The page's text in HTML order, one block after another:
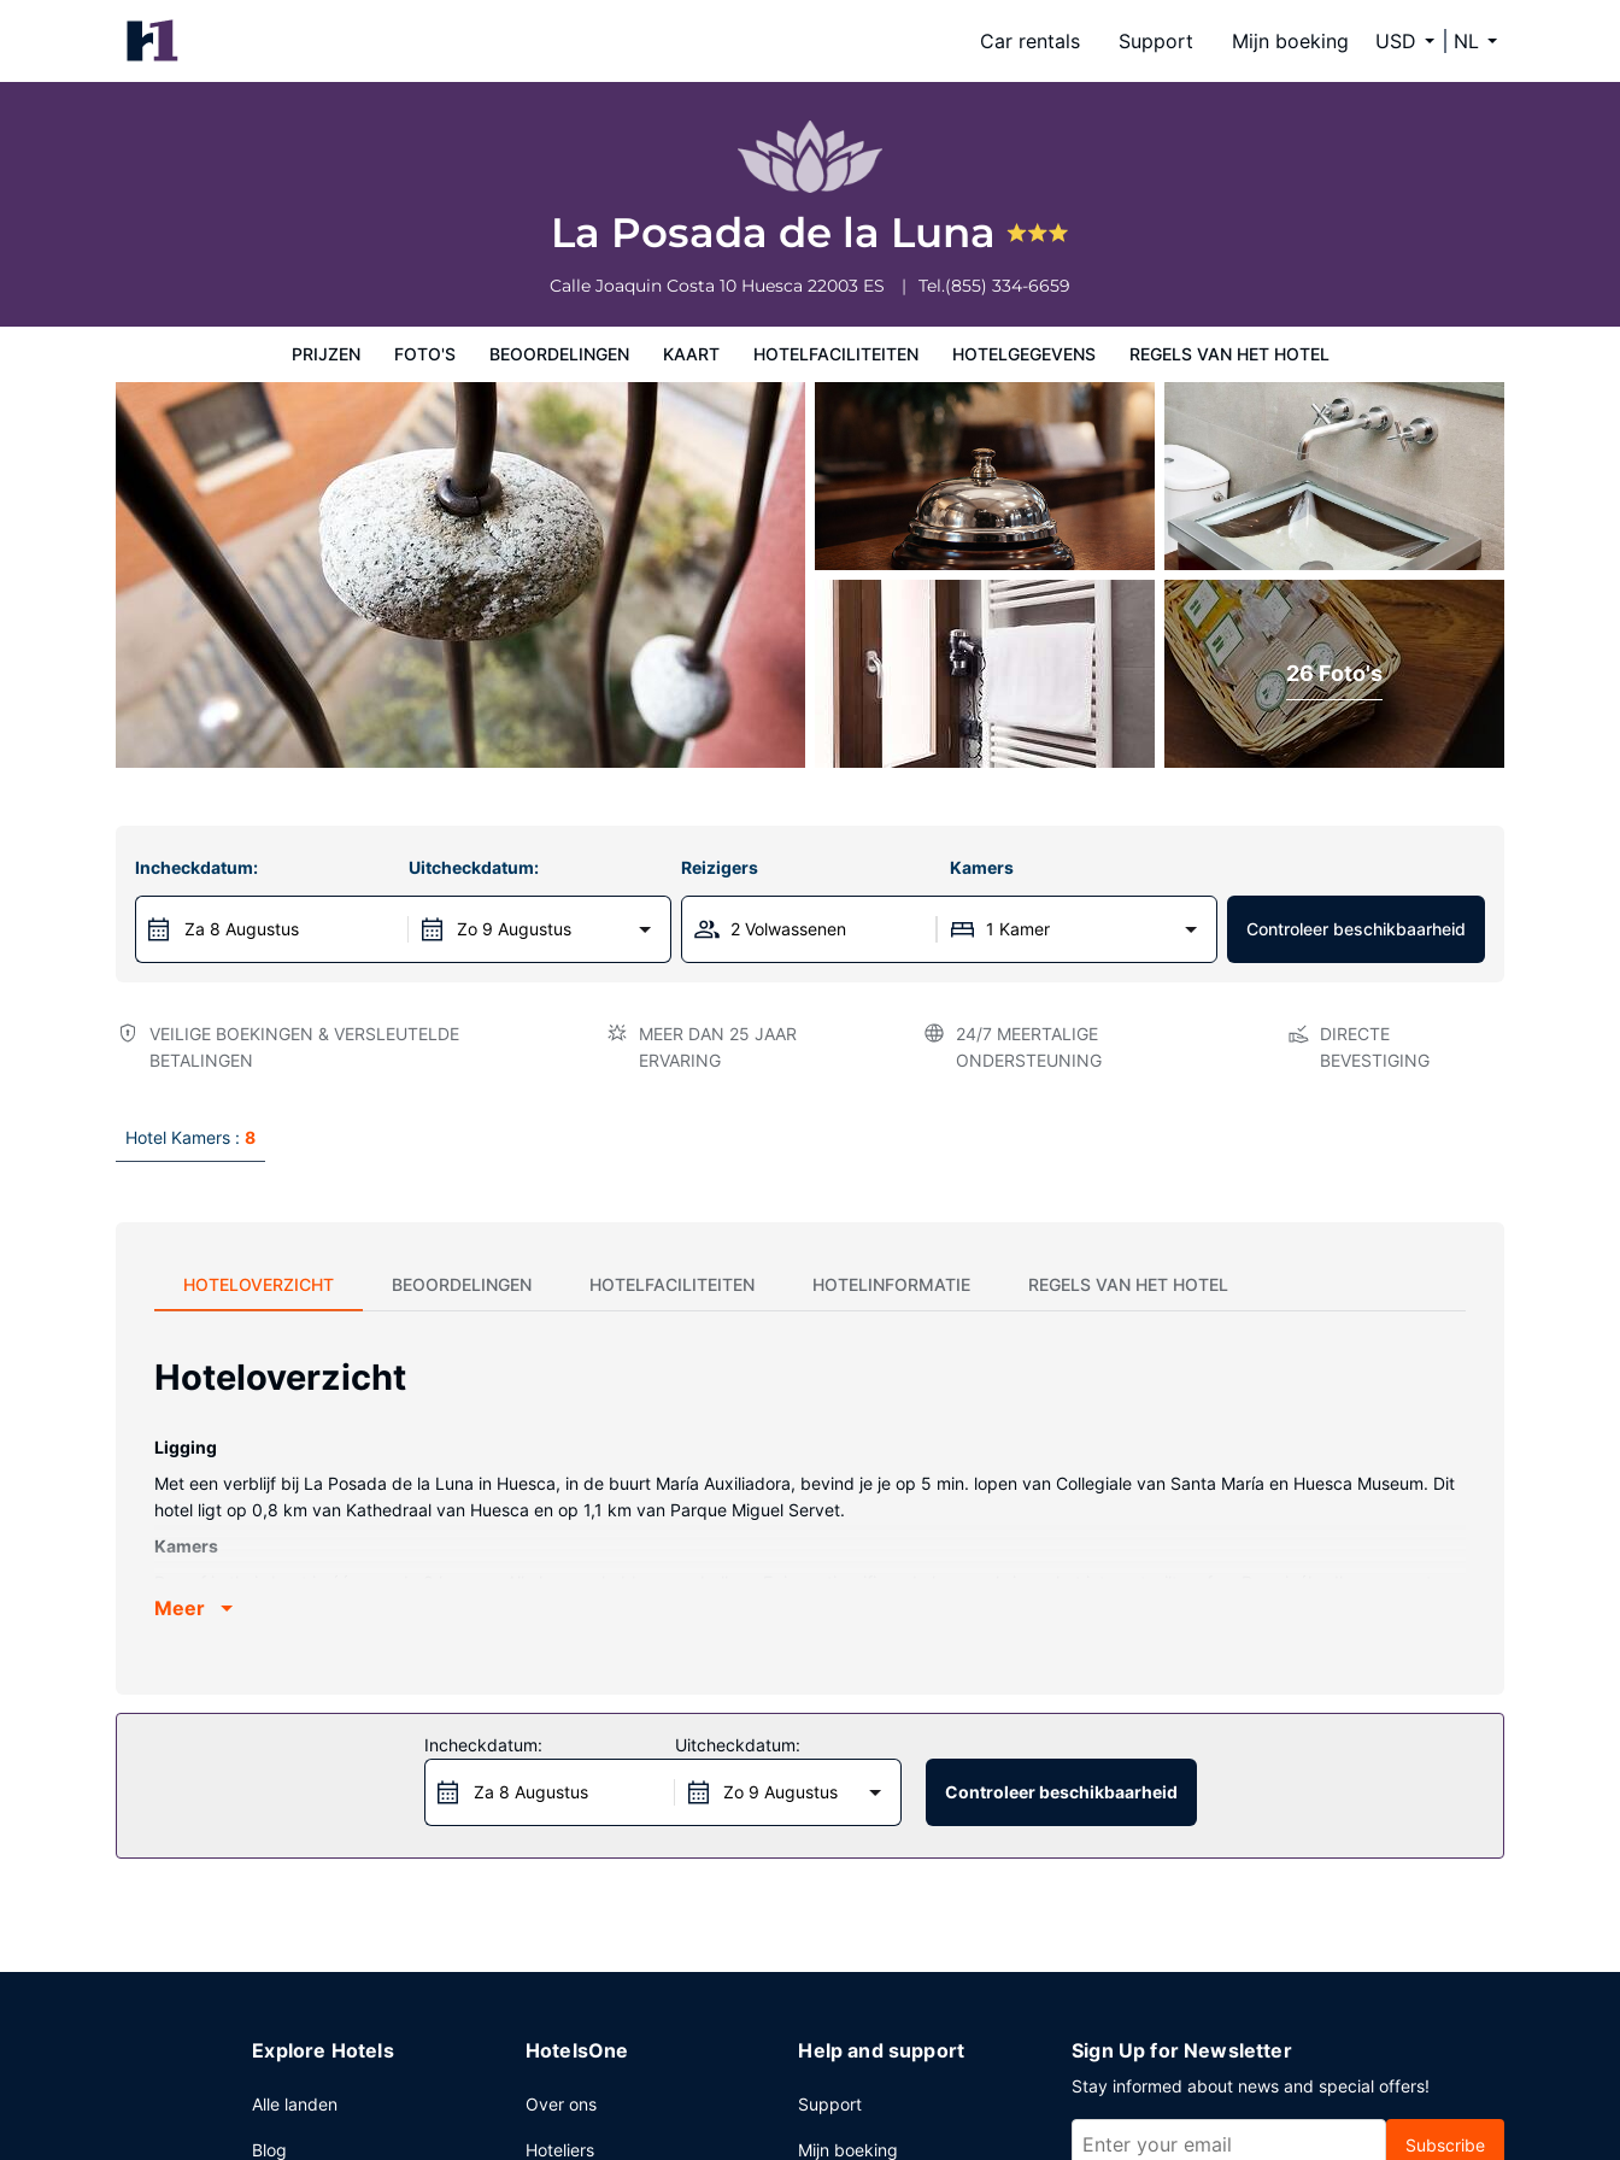
Car rentals Support Mijn boeking USD NL
La Posada de la Luna
Calle Joaquin Costa 10 Huesca 22003 ES Tel.(855) 334-6659
PRIJZEN FOTO'S BEOORDELINGEN KAART HOTELFACILITEITEN HOTELGEGEVENS REGELS VAN HET HOTEL
La Posada de la Luna
Prijzen
26 Foto's
Incheckdatum:
Za 8 Augustus
Uitcheckdatum:
Zo 9 Augustus
Reizigers Kamers
2 Volwassenen 1 Kamer Controleer beschikbaarheid
VEILIGE BOEKINGEN & VERSLEUTELDE
BETALINGEN
MEER DAN 25 JAAR
ERVARING
24/7 MEERTALIGE
ONDERSTEUNING
DIRECTE
BEVESTIGING
Hotel Kamers : 8
HOTELOVERZICHT BEOORDELINGEN HOTELFACILITEITEN HOTELINFORMATIE REGELS VAN HET HOTEL
Hoteloverzicht
Ligging
Met een verblijf bij La Posada de la Luna in Huesca, in de buurt María Auxiliadora, bevind je je op 5 min. lopen van Collegiale van Santa María en Huesca Museum. Dit
hotel ligt op 0,8 km van Kathedraal van Huesca en op 1,1 km van Parque Miguel Servet.
Kamers
bad of douche hebben gratis toiletartikelen en haardrogers.
Restaurant
Dagelijks kun je tegen betaling genieten van een lekker continentaal ontbijt, dat geserveerd wordt van 07.30 uur tot 10.30 uur.
Enkele van de voorzieningen zijn een businesscentrum, gratis kranten in de lobby en een stomerij/wasserijservice. Ter plaatse heb je parkeerplaatsen.
Meer
Incheckdatum:
Za 8 Augustus
Uitcheckdatum:
Zo 9 Augustus Controleer beschikbaarheid
Explore Hotels
Alle landen
Blog
HotelsOne
Over ons
Hoteliers
Help and support
Support
Mijn boeking
Sign Up for Newsletter
Stay informed about news and special offers!
Subscribe